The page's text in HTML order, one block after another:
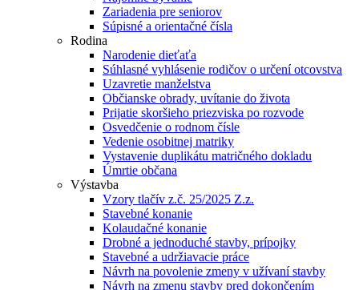
Zariadenia pre seniorov
Súpisné a orientačné čísla
Rodina
Narodenie dieťaťa
Súhlasné vyhlásenie rodičov o určení otcovstva
Uzavretie manželstva
Občianske obrady, uvítanie do života
Prijatie skoršieho priezviska po rozvode
Osvedčenie o rodnom čísle
Vedenie osobitnej matriky
Vystavenie duplikátu matričného dokladu
Úmrtie občana
Výstavba
Vzory tlačív z.č. 25/2025 Z.z.
Stavebné konanie
Kolaudačné konanie
Drobné a jednoduché stavby, prípojky
Stavebné a udržiavacie práce
Návrh na povolenie zmeny v užívaní stavby
Návrh na zmenu stavby pred dokončením